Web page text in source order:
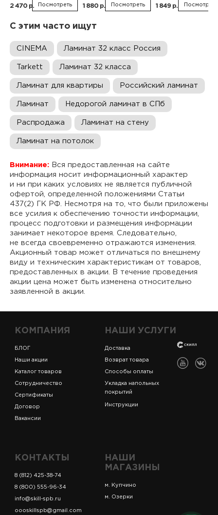
2 470 р. Посмотреть 1 880 р. Посмотреть
1 849 р.
Посмотреть
С этим часто ищут
CINEMA Ламинат 32 класс Россия
Tarkett Ламинат 32 класса
Ламинат для квартиры Российский ламинат
Ламинат Недорогой ламинат в СПб
Распродажа Ламинат на стену
Ламинат на потолок
Внимание: Вся предоставленная на сайте
информация носит информационный характер
и ни при каких условиях не является публичной
офертой, определенной положениями Статьи
437(2) ГК РФ. Несмотря на то, что были приложены
все усилия к обеспечению точности информации,
процесс подготовки и размещения информации
занимает некоторое время. Следовательно,
не всегда своевременно отражаются изменения.
Акционный товар может отличаться по внешнему
виду и техническим характеристикам от товаров,
предоставленных в акции. В течение проведения
акции цена может быть изменена относительно
заявленной в акции.
КОМПАНИЯ
БЛОГ
Наши акции
Каталог товаров
Сотрудничество
Сертификаты
Договор
Вакансии
НАШИ УСЛУГИ
Доставка
Возврат товара
Способы оплаты
Укладка напольных
покрытий
Инструкции
КОНТАКТЫ
8 (812) 425-38-74
8 (800) 555-96-34
info@skill-spb.ru
oooskillspb@gmail.com
НАШИ
МАГАЗИНЫ
м. Купчино
м. Озерки